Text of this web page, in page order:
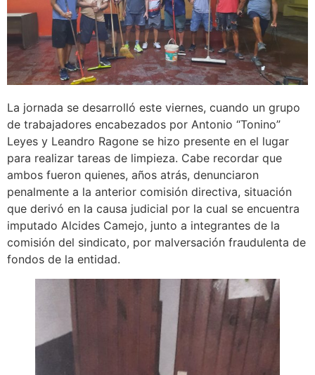
La jornada se desarrolló este viernes, cuando un grupo
de trabajadores encabezados por Antonio “Tonino”
Leyes y Leandro Ragone se hizo presente en el lugar
para realizar tareas de limpieza. Cabe recordar que
ambos fueron quienes, años atrás, denunciaron
penalmente a la anterior comisión directiva, situación
que derivó en la causa judicial por la cual se encuentra
imputado Alcides Camejo, junto a integrantes de la
comisión del sindicato, por malversación fraudulenta de
fondos de la entidad.